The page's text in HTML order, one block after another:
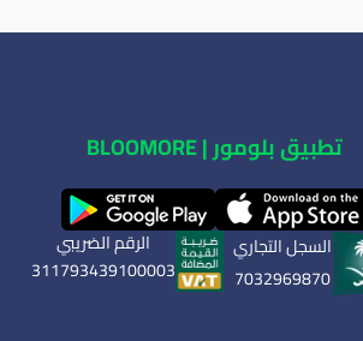
تطبيق بلومور | BLOOMORE
السجل التجاري
7032969870
الرقم الضريبي
311793439100003